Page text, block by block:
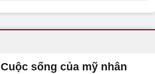
Cuộc sống của mỹ nhân